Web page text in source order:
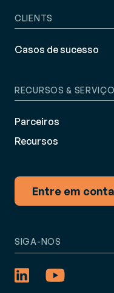
CLIENTS
Casos de sucesso
RECURSOS &
Parceiros
Recursos
Entre em
SIGA-NOS